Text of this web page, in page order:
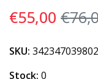
€55,00
SKU:
Stock: 0